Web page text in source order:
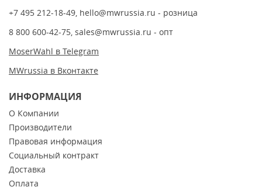
+7 495 212-18-49, hello@mwrussia.ru - розница
8 800 600-42-75, sales@mwrussia.ru - опт
MoserWahl в Telegram
MWrussia в Вконтакте
ИНФОРМАЦИЯ
О Компании
Производители
Правовая информация
Социальный контракт
Доставка
Оплата